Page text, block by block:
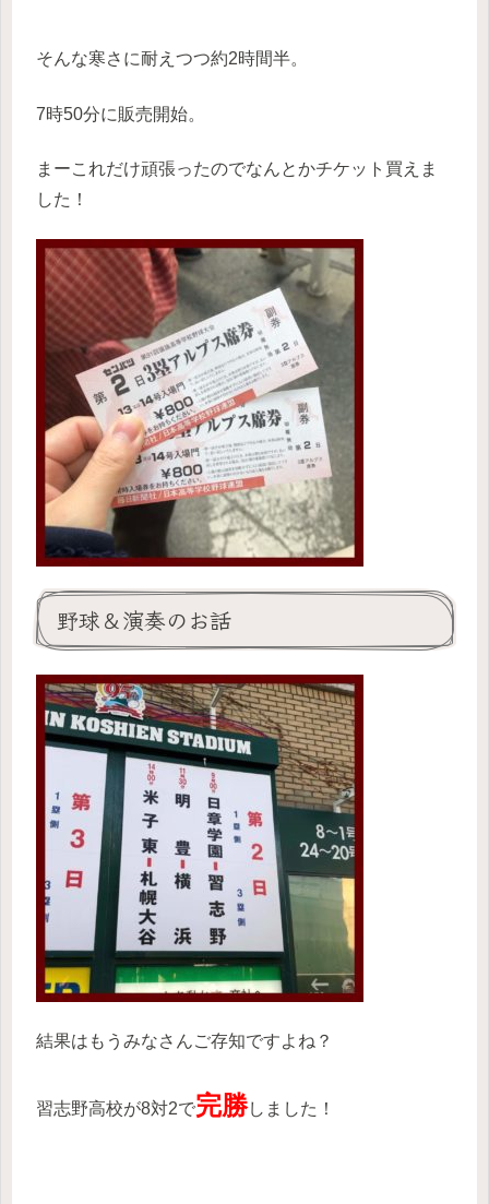
そんな寒さに耐えつつ約2時間半。
7時50分に販売開始。
まーこれだけ頑張ったのでなんとかチケット買えま
した！
野球＆演奏のお話
結果はもうみなさんご存知ですよね？
習志野高校が8対2で完勝しました！